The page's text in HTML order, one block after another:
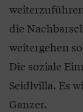
die
weitergehen
Die soziale
Seidlvilla. Es
Ganzer.